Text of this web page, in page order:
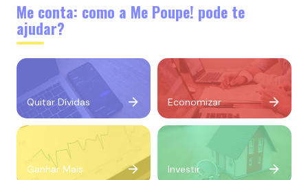
Me conta: como a Me Poupe! pode te
ajudar?
Quitar Dívidas Economizar
Ganhar Mais Investir